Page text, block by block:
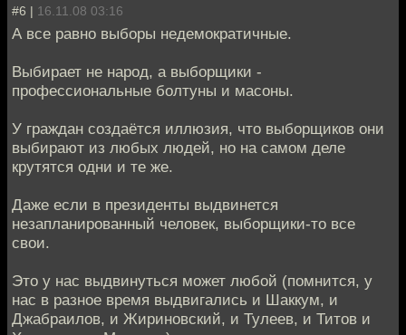
#6 | 16.11.08 03:16
А все равно выборы недемократичные.
Выбирает не народ, а выборщики -
профессиональные болтуны и масоны.
У граждан создаётся иллюзия, что выборщиков они
выбирают из любых людей, но на самом деле
крутятся одни и те же.
Даже если в президенты выдвинется
незапланированный человек, выборщики-то все
свои.
Это у нас выдвинуться может любой (помнится, у
нас в разное время выдвигались и Шаккум, и
Джабраилов, и Жириновский, и Тулеев, и Титов и